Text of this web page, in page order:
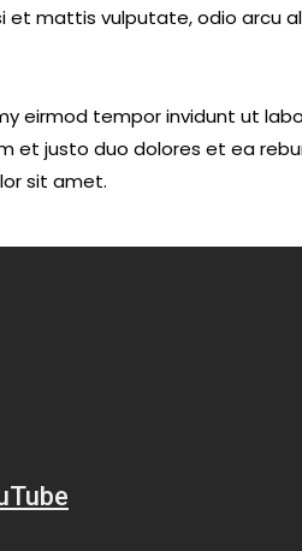
et mattis vulputate, odio arcu
eirmod tempor invidunt ut
et justo duo dolores et ea
sit amet.